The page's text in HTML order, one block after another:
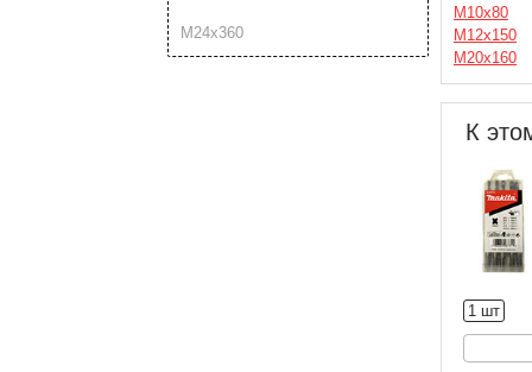
М24х360
М10х80
М12х150
М20х160
К
1 шт